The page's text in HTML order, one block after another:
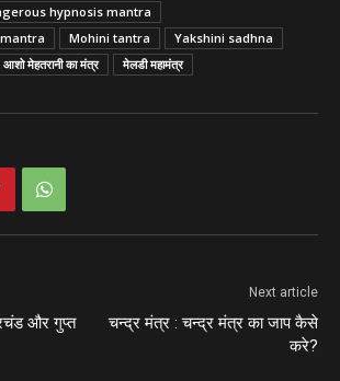
hypnosis mantra
Mohini tantra
Yakshini sadhna
आशो मेहतरानी का मंत्र मेलडी महामंत्र
और गुप्त
Next article
चन्द्र मंत्र : चन्द्र मंत्र का जाप कैसे
करे?